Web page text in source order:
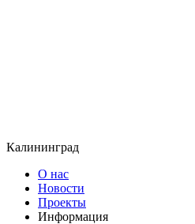
Калининград
О нас
Новости
Проекты
Информация